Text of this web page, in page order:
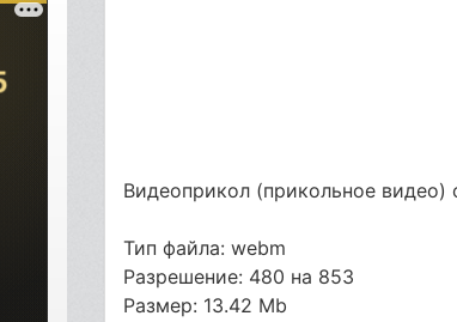
Видеоприкол (прикольное
Тип файла: webm
Разрешение: 480 на 853
Размер: 13.42 Mb